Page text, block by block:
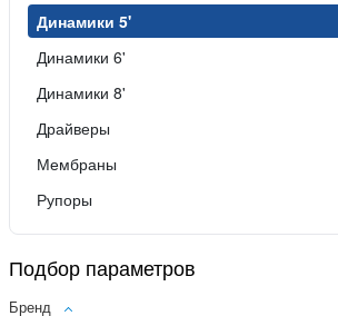
Динамики 5'
Динамики 6'
Динамики 8'
Драйверы
Мембраны
Рупоры
Подбор параметров
Бренд